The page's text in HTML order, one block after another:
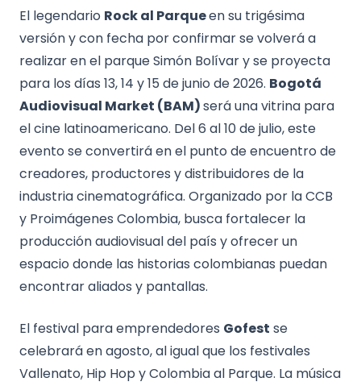
El legendario Rock al Parqueen su trigésima
versión y con fecha por confirmar se volverá a
realizar en el parque Simón Bolívar y se proyecta
para los días 13, 14 y 15 de junio de 2026. Bogotá
Audiovisual Market (BAM)será una vitrina para
el cine latinoamericano. Del 6 al 10 de julio, este
evento se convertirá en el punto de encuentro de
creadores, productores y distribuidores de la
industria cinematográfica. Organizado por la CCB
y Proimágenes Colombia, busca fortalecer la
producción audiovisual del país y ofrecer un
espacio donde las historias colombianas puedan
encontrar aliados y pantallas.
El festival para emprendedores Gofest se
celebrará en agosto, al igual que los festivales
Vallenato, Hip Hop y Colombia al Parque. La música